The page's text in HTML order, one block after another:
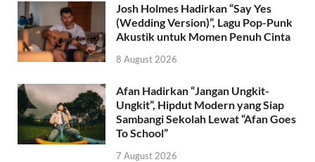
Josh Holmes Hadirkan “Say Yes
(Wedding Version)”, Lagu Pop-Punk
Akustik untuk Momen Penuh Cinta
8 August 2026
Afan Hadirkan “Jangan Ungkit-
Ungkit”, Hipdut Modern yang Siap
Sambangi Sekolah Lewat “Afan Goes
To School”
7 August 2026